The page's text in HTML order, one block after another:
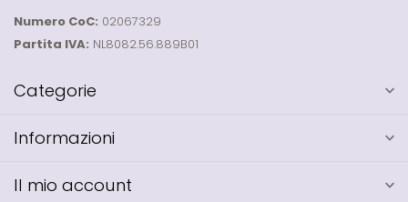
Numero CoC: 02067329
Partita IVA: NL8082.56.889B01
Categorie
Informazioni
Il mio account